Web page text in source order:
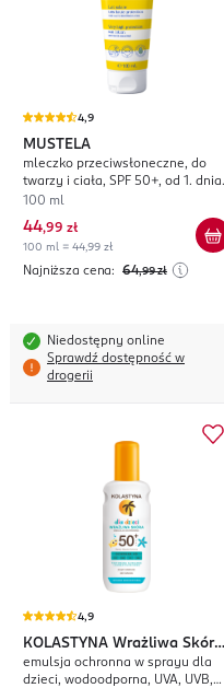
4,9
MUSTELA
mleczko przeciwsłoneczne, do
twarzy i ciała, SPF 50+, od 1. dnia
życia
100 ml
44,99 zł
100 ml = 44,99 zł
Najniższa cena: 64,99 zł
Niedostępny online
Sprawdź dostępność w
drogerii
4,9
KOLASTYNA Wrażliwa Skóra
Dla dzieci
emulsja ochronna w sprayu dla
dzieci, wodoodporna, UVA, UVB,